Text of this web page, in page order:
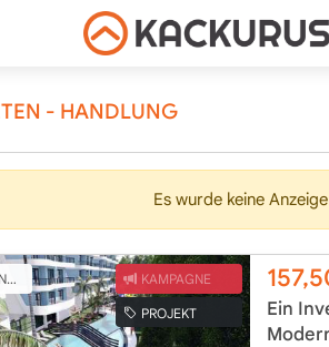
- HANDLUNG
Es wurde keine
KAMPAGNE
PROJEKT
Ein